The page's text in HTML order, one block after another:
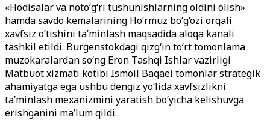
«Hodisalar va noto‘g‘ri tushunishlarning oldini olish»
hamda savdo kemalarining Ho‘rmuz bo‘g‘ozi orqali
xavfsiz o‘tishini ta’minlash maqsadida aloqa kanali
tashkil etildi. Burgenstokdagi qizg‘in to‘rt tomonlama
muzokaralardan so‘ng Eron Tashqi Ishlar vazirligi
Matbuot xizmati kotibi Ismoil Baqaei tomonlar strategik
ahamiyatga ega ushbu dengiz yo‘lida xavfsizlikni
ta’minlash mexanizmini yaratish bo‘yicha kelishuvga
erishganini ma’lum qildi.